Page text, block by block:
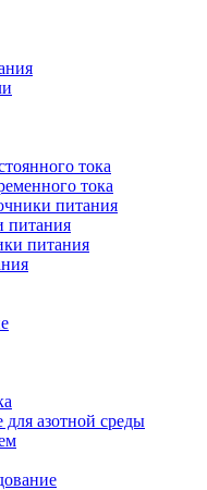
тока
тока
питания
питания
питания
для азотной среды